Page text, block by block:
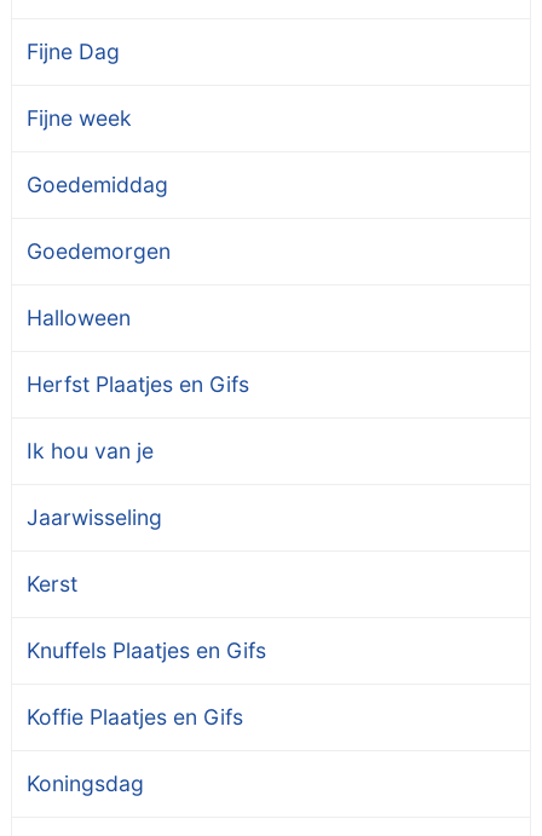
Fijne Dag
Fijne week
Goedemiddag
Goedemorgen
Halloween
Herfst Plaatjes en Gifs
Ik hou van je
Jaarwisseling
Kerst
Knuffels Plaatjes en Gifs
Koffie Plaatjes en Gifs
Koningsdag